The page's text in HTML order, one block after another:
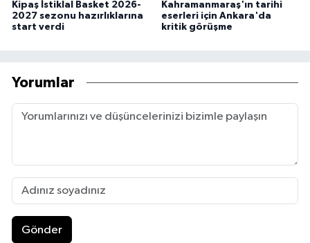
Kipaş İstiklal Basket 2026-
2027 sezonu hazırlıklarına
start verdi
Kahramanmaraş'ın tarihi
eserleri için Ankara'da
kritik görüşme
Yorumlar
Gönder